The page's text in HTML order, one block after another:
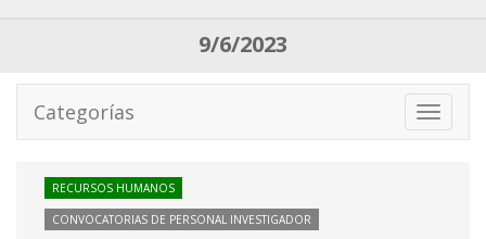
9/6/2023
Toggle
Categorías
RECURSOS HUMANOS
CONVOCATORIAS DE PERSONAL INVESTIGADOR